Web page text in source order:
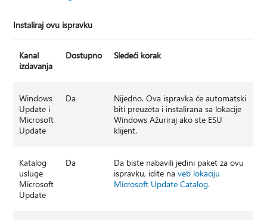
Instaliraj ovu ispravku
Kanal
izdavanja
Dostupno Sledeći korak
Windows
Update i
Microsoft
Update
Da
Nijedno. Ova ispravka će automatski
biti preuzeta i instalirana sa lokacije
Windows Ažuriraj ako ste ESU
klijent.
Katalog
usluge
Microsoft
Update
Da
Da biste nabavili jedini paket za ovu
ispravku, idite naveb lokaciju
Microsoft Update Catalog.